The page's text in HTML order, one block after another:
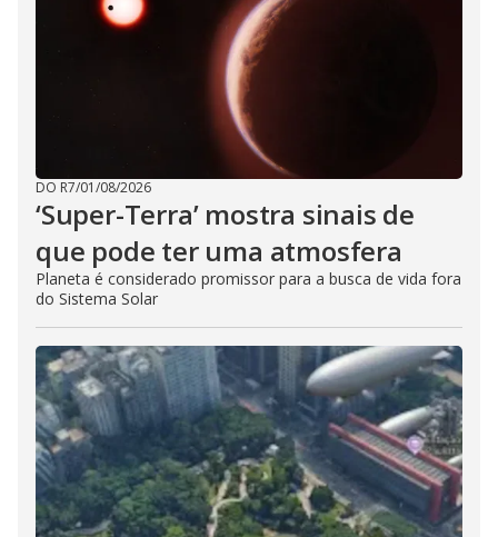
DO R7/01/08/2026
‘Super-Terra’ mostra sinais de
que pode ter uma atmosfera
Planeta é considerado promissor para a busca de vida fora
do Sistema Solar